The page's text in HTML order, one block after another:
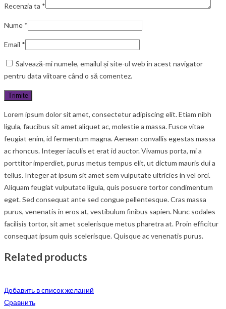
Recenzia ta *
Nume *
Email *
Salvează-mi numele, emailul și site-ul web în acest navigator
pentru data viitoare când o să comentez.
Lorem ipsum dolor sit amet, consectetur adipiscing elit. Etiam nibh
ligula, faucibus sit amet aliquet ac, molestie a massa. Fusce vitae
feugiat enim, id fermentum magna. Aenean convallis egestas massa
ac rhoncus. Integer iaculis et erat id auctor. Vivamus porta, mi a
porttitor imperdiet, purus metus tempus elit, ut dictum mauris dui a
tellus. Integer at ipsum sit amet sem vulputate ultricies in vel orci.
Aliquam feugiat vulputate ligula, quis posuere tortor condimentum
eget. Sed consequat ante sed congue pellentesque. Cras massa
purus, venenatis in eros at, vestibulum finibus sapien. Nunc sodales
facilisis tortor, sit amet scelerisque metus pharetra at. Proin efficitur
consequat ipsum quis scelerisque. Quisque ac venenatis purus.
Related products
Добавить в список желаний
Сравнить